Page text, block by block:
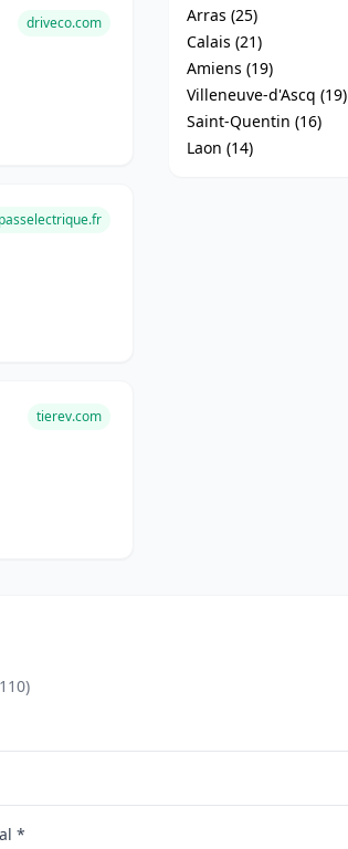
driveco.com
tierev.com
Arras (25)
Calais (21)
Amiens (19)
Villeneuve-d'Ascq (19)
Saint-Quentin (16)
Laon (14)
*